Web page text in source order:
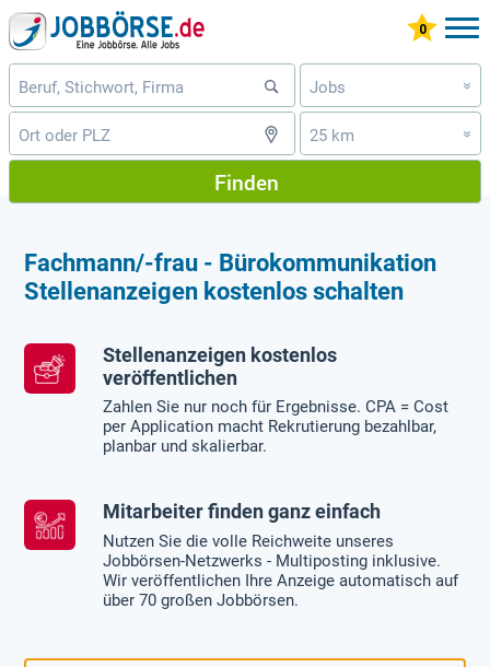
Jobs »
25 km »
Finden
Fachmann/-frau - Bürokommunikation
Stellenanzeigen kostenlos schalten
Stellenanzeigen kostenlos
veröffentlichen
Zahlen Sie nur noch für Ergebnisse. CPA = Cost
per Application macht Rekrutierung bezahlbar,
planbar und skalierbar.
Mitarbeiter finden ganz einfach
Nutzen Sie die volle Reichweite unseres
Jobbörsen-Netzwerks - Multiposting inklusive.
Wir veröffentlichen Ihre Anzeige automatisch auf
über 70 großen Jobbörsen.